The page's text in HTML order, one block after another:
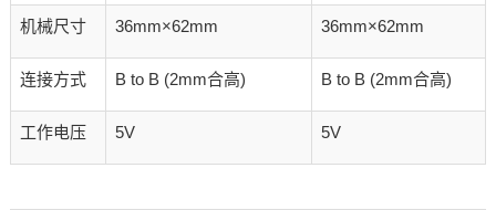
机械尺寸 36mm×62mm 36mm×62mm
连接方式 B to B (2mm合高) B to B (2mm合高)
工作电压 5V 5V